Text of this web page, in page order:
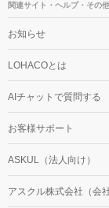
関連サイト・ヘルプ・その他
お知らせ
LOHACOとは
AIチャットで質問する
お客様サポート
ASKUL（法人向け）
アスクル株式会社（会